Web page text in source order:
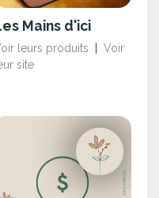
Mains d'ici
leurs produits
Voir
site